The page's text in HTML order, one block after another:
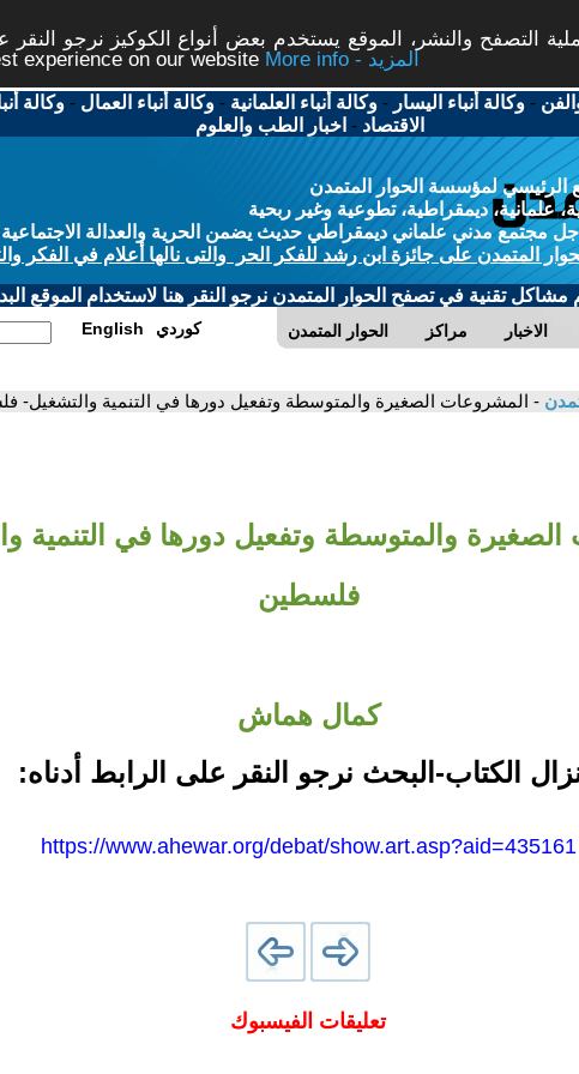
التصفح والنشر، الموقع يستخدم بعض أنواع الكوكيز نرجو
experience on our website
More info - المزيد
-وكالة أنباء اليسار -وكالة أنباء العلمانية -وكالة أنباء العمال -وكالة
الاقتصاد - اخبار الطب والعلوم
الرئيسي لمؤسسة الحوار المتمدن
علمانية، ديمقراطية، تطوعية وغير ربحية
مجتمع مدني علماني ديمقراطي حديث يضمن الحرية والعدالة الاجتماعية
المتمدن على جائزة ابن رشد للفكر الحر والتى نالها أعلام في الفكر
مشاكل تقنية في تصفح الحوار المتمدن نرجو النقر هنا لاستخدام الموقع
الحوار المتمدن مراكز الاخبار English كوردي
- المشروعات الصغيرة والمتوسطة وتفعيل دورها في التنمية
والمتوسطة وتفعيل دورها في التنمية
فلسطين
كمال هماش
الكتاب-البحث نرجو النقر على الرابط أدناه:
https://www.ahewar.org/debat/show.art.asp?aid=435161
تعليقات الفيسبوك